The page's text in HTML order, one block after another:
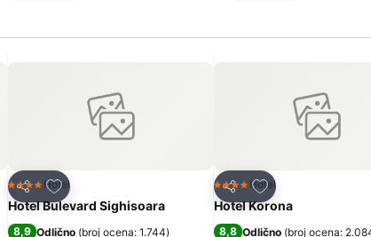
Deli
Dodati u favorite
4 Zvezdice
Hotel
Hotel Bulevard Sighisoara
8,9 Odlično (broj ocena: 1.744)
Deli
Dodati u favorite
4 Zvezdice
Hotel
Hotel Korona
8,8 Odlično (broj ocena: